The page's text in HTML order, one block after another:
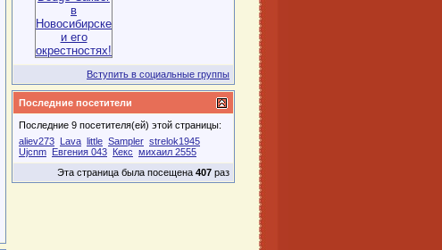
Новосибирск-DC
Вступить в социальные группы
Последние посетители
Последние 9 посетителя(ей) этой страницы:
aliev273 Lava little Sampler strelok1945
Ujcnm Евгения 043 Кекс михаил 2555
Эта страница была посещена 407 раз